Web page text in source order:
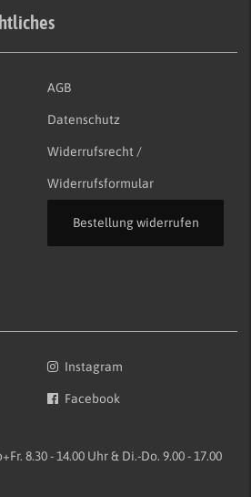
AGB
Datenschutz
Widerrufsrecht /
Widerrufsformular
Bestellung widerrufen
Instagram
Facebook
8.30 - 14.00 Uhr & Di.-Do. 9.00 - 17.00